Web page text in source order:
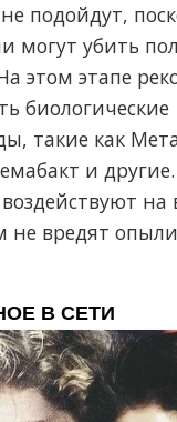
подойдут,
могут убить
этом этапе
биологические
такие как
и
на
не вредят